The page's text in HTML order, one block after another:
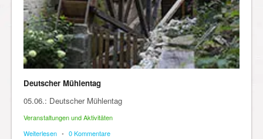
Deutscher Mühlentag
05.06.: Deutscher Mühlentag
Veranstaltungen und Aktivitäten
Weiterlesen • 0 Kommentare